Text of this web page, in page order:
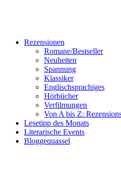
Rezensionen
Romane/Bestseller
Neuheiten
Spannung
Klassiker
Englischsprachiges
Hörbücher
Verfilmungen
Von A bis Z:
Lesetipp des Monats
Literarische Events
Bloggequassel